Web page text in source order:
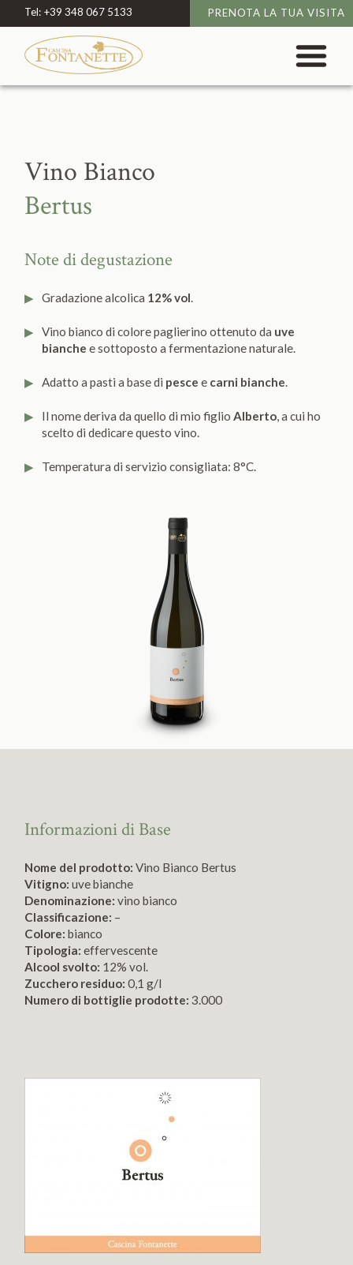
Tel: +39 348 067 5133 PRENOTA LA TUA VISITA
Vino Bianco
Bertus
Note di degustazione
Gradazione alcolica 12% vol.
Vino bianco di colore paglierino ottenuto da uve
bianche e sottoposto a fermentazione naturale.
Adatto a pasti a base di pesce e carni bianche.
Il nome deriva da quello di mio figlioAlberto, a cui ho
scelto di dedicare questo vino.
Temperatura di servizio consigliata: 8°C.
Informazioni di Base
Nome del prodotto:Vino Bianco Bertus
Vitigno: uve bianche
Denominazione:vino bianco
Classificazione: –
Colore:bianco
Tipologia:effervescente
Alcool svolto: 12% vol.
Zucchero residuo:0,1 g/l
Numero di bottiglie prodotte:3.000